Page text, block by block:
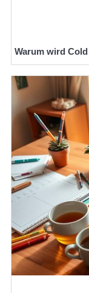
Warum wird